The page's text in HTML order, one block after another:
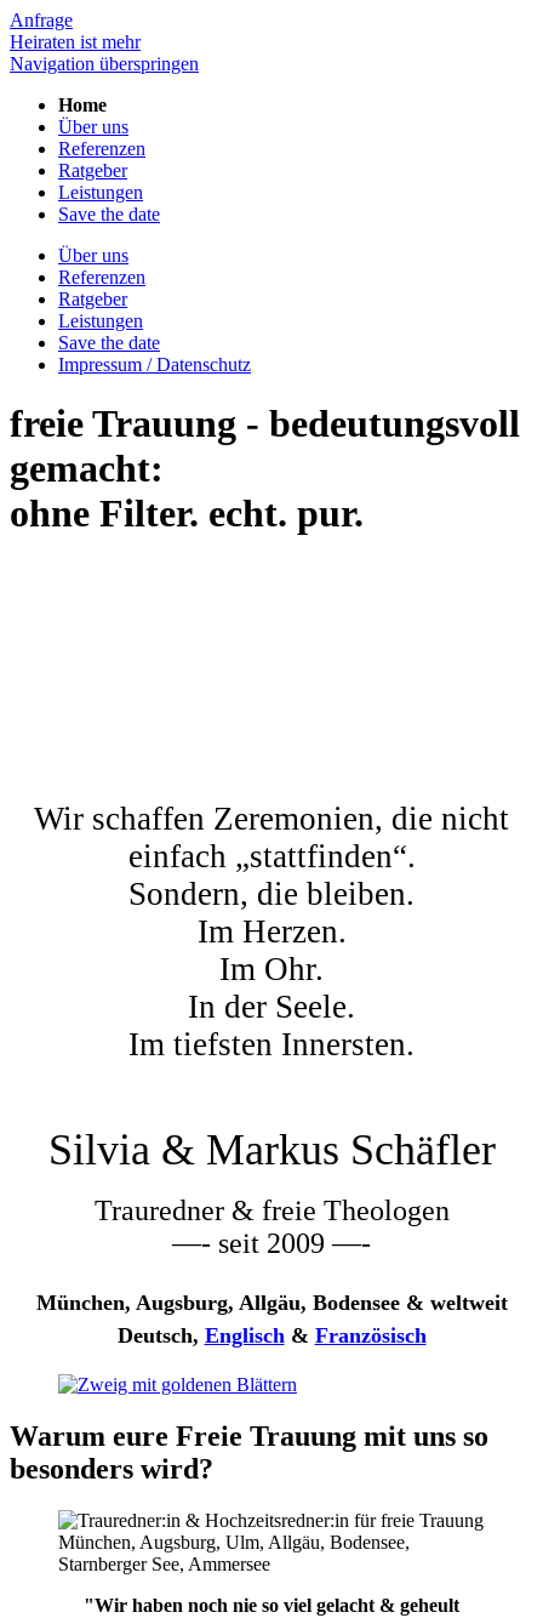
Anfrage
Heiraten ist mehr
Navigation überspringen
Home
Über uns
Referenzen
Ratgeber
Leistungen
Save the date
Über uns
Referenzen
Ratgeber
Leistungen
Save the date
Impressum / Datenschutz
freie Trauung - bedeutungsvoll
gemacht:
ohne Filter. echt. pur.
Wir schaffen Zeremonien, die nicht
einfach „stattfinden“.
Sondern, die bleiben.
Im Herzen.
Im Ohr.
In der Seele.
Im tiefsten Innersten.
Silvia & Markus Schäfler
Trauredner & freie Theologen
—- seit 2009 —-
München, Augsburg, Allgäu, Bodensee & weltweit
Deutsch, Englisch & Französisch
Warum eure Freie Trauung mit uns so
besonders wird?
"Wir haben noch nie so viel gelacht & geheult